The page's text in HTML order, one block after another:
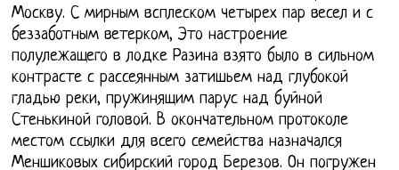
Москву. С мирным всплеском четырех пар весел и с
беззаботным ветерком, Это настроение
полулежащего в лодке Разина взято было в сильном
контрасте с рассеянным затишьем над глубокой
гладью реки, пружинящим парус над буйной
Стенькиной головой. В окончательном протоколе
местом ссылки для всего семейства назначался
Меншиковых сибирский город Березов. Он погружен